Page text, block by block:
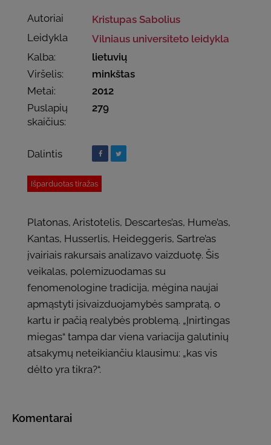
Autoriai
Kristupas Sabolius
Leidykla
Vilniaus universiteto leidykla
Kalba:
lietuvių
Viršelis:
minkštas
Metai:
2012
Puslapių
skaičius:
279
Dalintis
Išparduotas tiražas
Platonas, Aristotelis, Descartes’as, Hume’as,
Kantas, Husserlis, Heideggeris, Sartre’as
įvairiais rakursais analizavo vaizduotę. Šis
veikalas, polemizuodamas su
fenomenologine tradicija, mėgina naujai
apmąstyti įsivaizduojamybės sampratą, o
kartu ir pačią realybės problemą. „Įnirtingas
miegas“ tampa dar viena variacija galutinių
atsakymų neteikiančiu klausimu: „kas vis
dėlto yra tikra?“.
Komentarai